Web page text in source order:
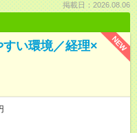
掲載日：2026.08.06
NEW
すい環境／経理×